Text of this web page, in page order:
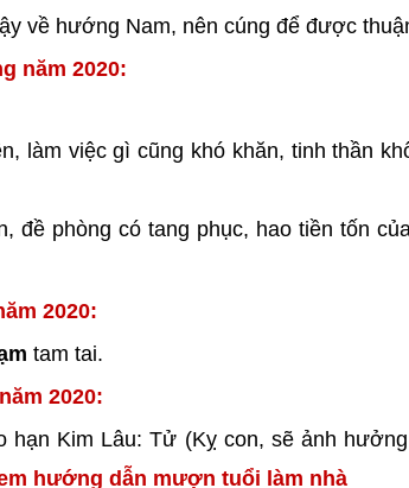
về hướng Nam, nên cúng để được
năm 2020:
làm việc gì cũng khó khăn, tinh thần
đề phòng có tang phục, hao tiền tốn
2020:
tam tai.
2020:
hạn Kim Lâu: Tử (Kỵ con, sẽ ảnh
hướng dẫn mượn tuổi làm nhà